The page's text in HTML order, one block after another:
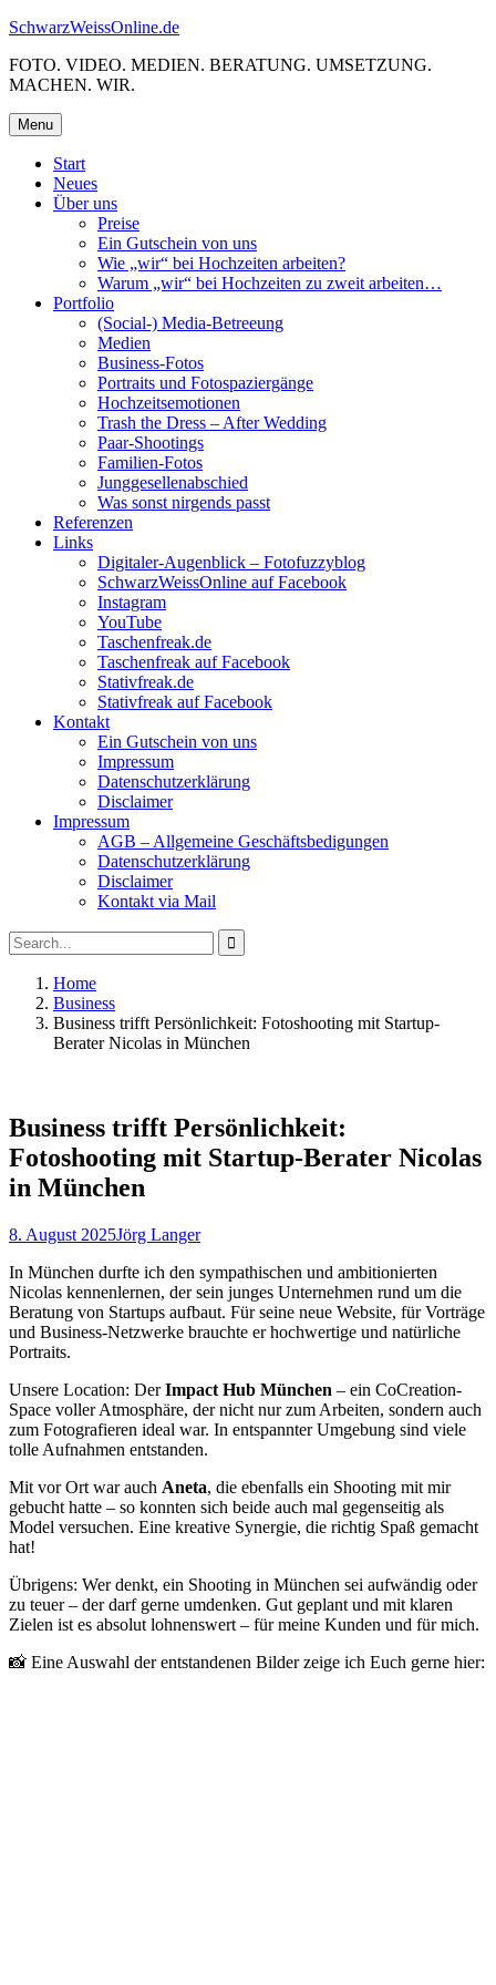
Skip
content
SchwarzWeissOnline.de
FOTO. VIDEO. MEDIEN. BERATUNG. UMSETZUNG.
MACHEN. WIR.
Menu
Start
Neues
Über uns
Preise
Ein Gutschein von uns
Wie „wir“ bei Hochzeiten arbeiten?
Warum „wir“ bei Hochzeiten zu zweit arbeiten…
Portfolio
(Social-) Media-Betreeung
Medien
Business-Fotos
Portraits und Fotospaziergänge
Hochzeitsemotionen
Trash the Dress – After Wedding
Paar-Shootings
Familien-Fotos
Junggesellenabschied
Was sonst nirgends passt
Referenzen
Links
Digitaler-Augenblick – Fotofuzzyblog
SchwarzWeissOnline auf Facebook
Instagram
YouTube
Taschenfreak.de
Taschenfreak auf Facebook
Stativfreak.de
Stativfreak auf Facebook
Kontakt
Ein Gutschein von uns
Impressum
Datenschutzerklärung
Disclaimer
Impressum
AGB – Allgemeine Geschäftsbedigungen
Datenschutzerklärung
Disclaimer
Kontakt via Mail
Search
Search
for:
Home
Business
Business trifft Persönlichkeit: Fotoshooting mit Startup-
Berater Nicolas in München
Business trifft Persönlichkeit:
Fotoshooting mit Startup-Berater Nicolas
in München
8. August 2025Jörg Langer
In München durfte ich den sympathischen und ambitionierten
Nicolas kennenlernen, der sein junges Unternehmen rund um die
Beratung von Startups aufbaut. Für seine neue Website, für Vorträge
und Business-Netzwerke brauchte er hochwertige und natürliche
Portraits.
Unsere Location: DerImpact Hub München – ein CoCreation-
Space voller Atmosphäre, der nicht nur zum Arbeiten, sondern auch
zum Fotografieren ideal war. In entspannter Umgebung sind viele
tolle Aufnahmen entstanden.
Mit vor Ort war auch Aneta, die ebenfalls ein Shooting mit mir
gebucht hatte – so konnten sich beide auch mal gegenseitig als
Model versuchen. Eine kreative Synergie, die richtig Spaß gemacht
hat!
Übrigens: Wer denkt, ein Shooting in München sei aufwändig oder
zu teuer – der darf gerne umdenken. Gut geplant und mit klaren
Zielen ist es absolut lohnenswert – für meine Kunden und für mich.
📸 Eine Auswahl der entstandenen Bilder zeige ich Euch gerne hier: